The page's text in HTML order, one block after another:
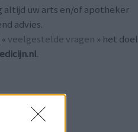
altijd uw arts en/of apotheker
advies.
veelgestelde vragen » het doel
.